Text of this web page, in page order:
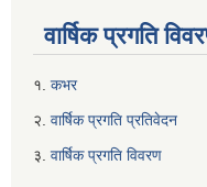
वार्षिक प्रगति
१. कभर
२. वार्षिक प्रगति प्रतिवेदन
३. वार्षिक प्रगति विवरण